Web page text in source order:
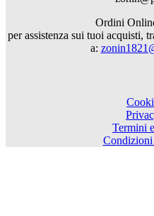
Ordini
per assistenza sui tuoi acquisti,
a:
Termini
Condizioni